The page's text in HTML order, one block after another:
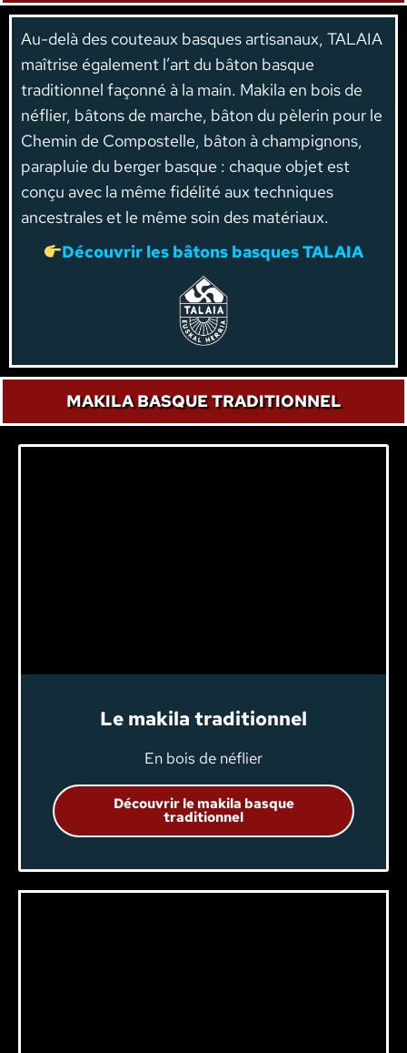
Au-delà des couteaux basques artisanaux, TALAIA
maîtrise également l’art du bâton basque
traditionnel façonné à la main. Makila en bois de
néflier, bâtons de marche, bâton du pèlerin pour le
Chemin de Compostelle, bâton à champignons,
parapluie du berger basque : chaque objet est
conçu avec la même fidélité aux techniques
ancestrales et le même soin des matériaux.
Découvrir les bâtons basques TALAIA
MAKILA BASQUE TRADITIONNEL
Le makila traditionnel
En bois de néflier
Découvrir le makila basque
traditionnel